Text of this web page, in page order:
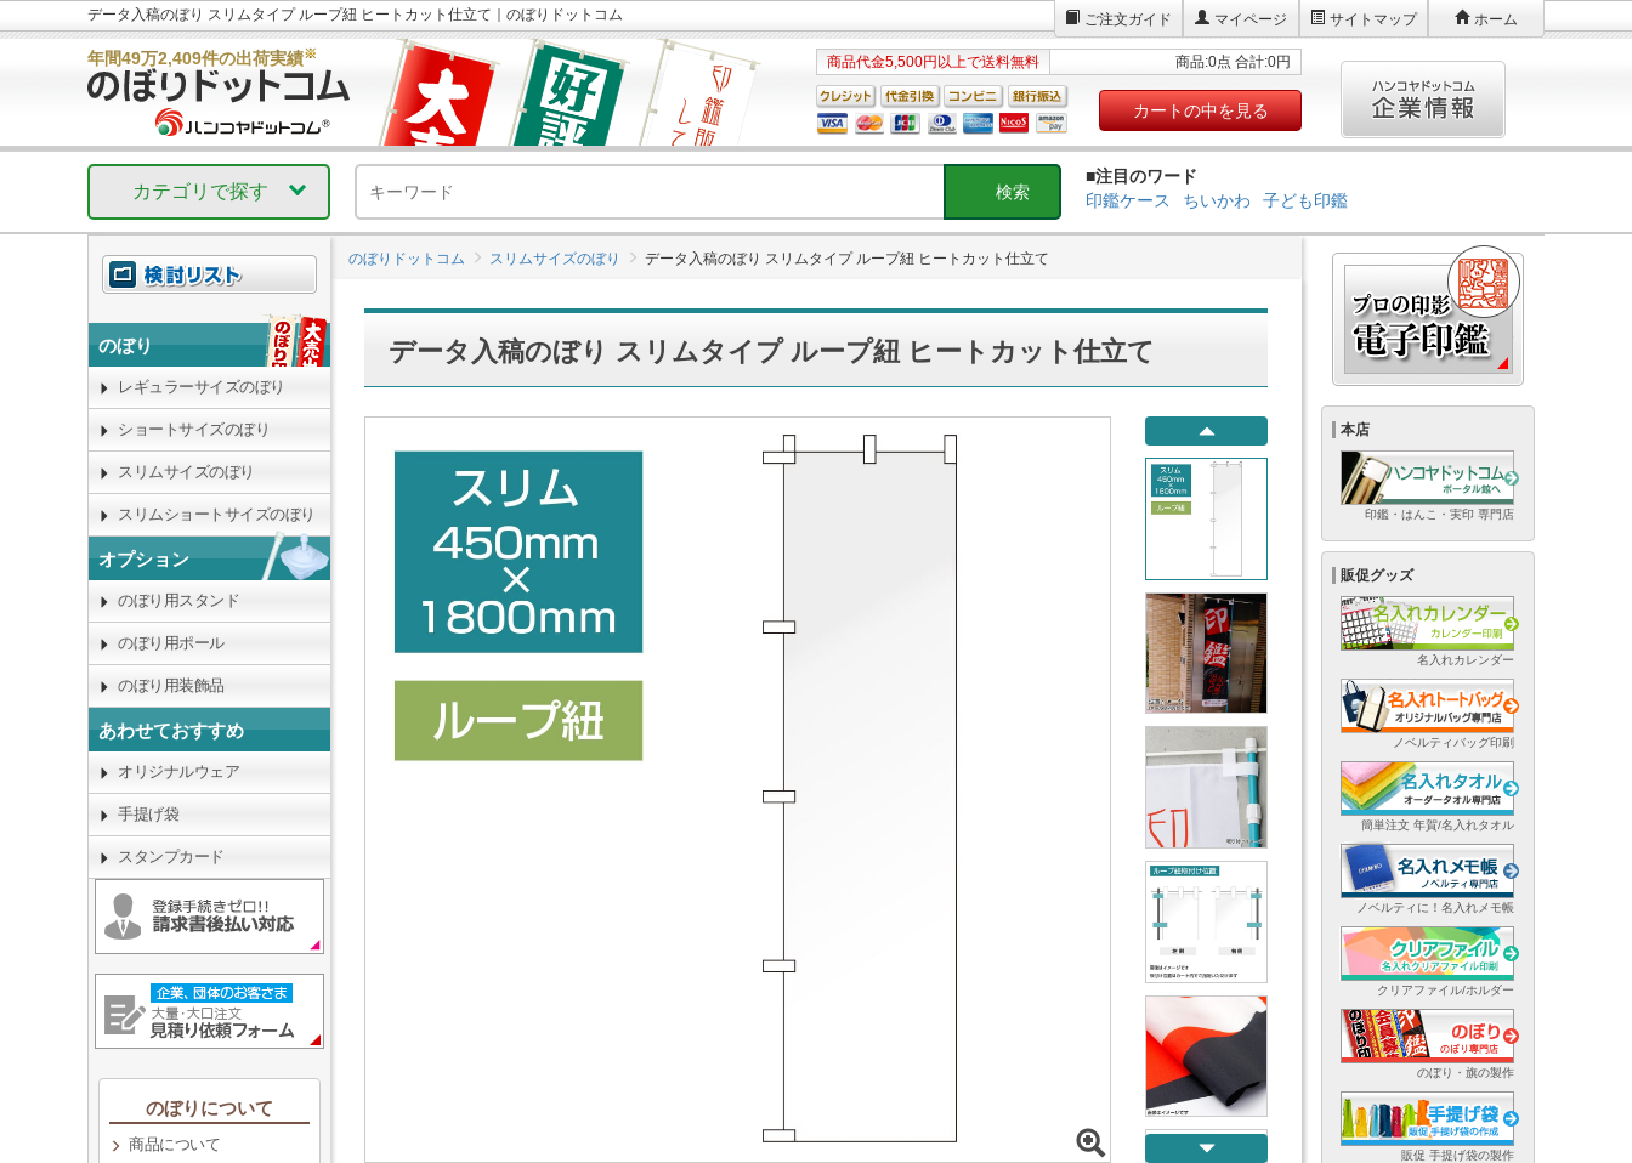
データ入稿のぼり スリムタイプ ループ紐 ヒートカット仕立て｜のぼりドットコム ご注文ガイド マイページ サイトマップ ホーム
年間49万2,409件の出荷実績※
商品代金5,500円以上で送料無料 商品:0点 合計:0円
カートの中を見る
カテゴリで探す
■注目のワード
印鑑ケース
ちいかわ 子ども印鑑
のぼりドットコム スリムサイズのぼり データ入稿のぼり スリムタイプ ループ紐 ヒートカット仕立て
データ入稿のぼり スリムタイプ ループ紐 ヒートカット仕立て
のぼり
レギュラーサイズのぼり
ショートサイズのぼり
スリムサイズのぼり
スリムショートサイズのぼり
オプション
のぼり用スタンド
のぼり用ポール
のぼり用装飾品
あわせておすすめ
オリジナルウェア
手提げ袋
スタンプカード
のぼりについて
商品について
本店
印鑑・はんこ・実印 専門店
販促グッズ
名入れカレンダー
ノベルティバッグ印刷
簡単注文 年賀/名入れタオル
ノベルティに！名入れメモ帳
クリアファイル/ホルダー
のぼり・旗の製作
販促 手提げ袋の製作